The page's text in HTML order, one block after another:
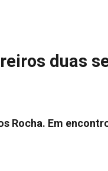
duas
Rocha. Em